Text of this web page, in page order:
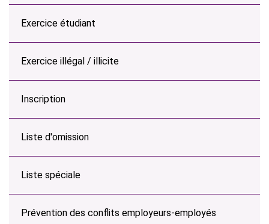
Exercice étudiant
Exercice illégal / illicite
Inscription
Liste d'omission
Liste spéciale
Prévention des conflits employeurs-employés